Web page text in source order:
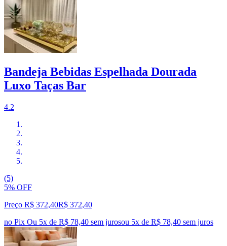
Bandeja Bebidas Espelhada Dourada
Luxo Taças Bar
4.2
(5)
5% OFF
Preço R$ 372,40R$ 372,40
no Pix Ou 5x de R$ 78,40 sem jurosou 5x de R$ 78,40 sem juros